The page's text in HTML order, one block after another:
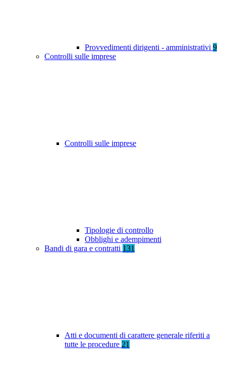
Provvedimenti dirigenti - amministrativi 9
Controlli sulle imprese
Controlli sulle imprese
Tipologie di controllo
Obblighi e adempimenti
Bandi di gara e contratti 131
Atti e documenti di carattere generale riferiti a
tutte le procedure 21